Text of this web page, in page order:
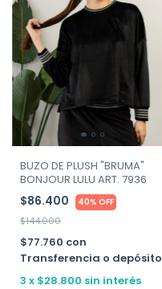
BUZO DE PLUSH "BRUMA"
BONJOUR LULU ART. 7936
$86.400 40% OFF
$144.000
$77.760 con
Transferencia o depósito
3 x $28.800 sin interés